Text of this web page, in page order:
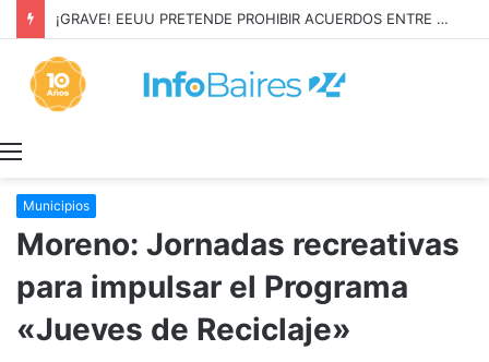
¡GRAVE! EEUU PRETENDE PROHIBIR ACUERDOS ENTRE CHINA Y UNA COOPERATIVA EN NEUQUÉN
Municipios
Moreno: Jornadas recreativas
para impulsar el Programa
«Jueves de Reciclaje»